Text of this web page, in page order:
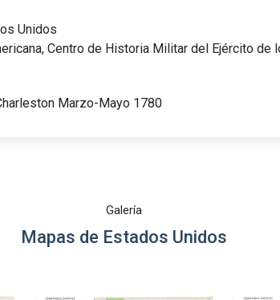
Unidos
Centro de Historia Militar del Ejército de
Marzo-Mayo 1780
Galería
Mapas de Estados Unidos